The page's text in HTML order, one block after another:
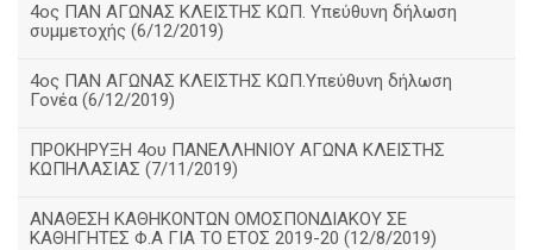
4ος ΠΑΝ ΑΓΩΝΑΣ ΚΛΕΙΣΤΗΣ ΚΩΠ. Υπεύθυνη δήλωση
συμμετοχής (6/12/2019)
4ος ΠΑΝ ΑΓΩΝΑΣ ΚΛΕΙΣΤΗΣ ΚΩΠ.Υπεύθυνη δήλωση
Γονέα (6/12/2019)
ΠΡΟΚΗΡΥΞΗ 4ου ΠΑΝΕΛΛΗΝΙΟΥ ΑΓΩΝΑ ΚΛΕΙΣΤΗΣ
ΚΩΠΗΛΑΣΙΑΣ (7/11/2019)
ΑΝΑΘΕΣΗ ΚΑΘΗΚΟΝΤΩΝ ΟΜΟΣΠΟΝΔΙΑΚΟΥ ΣΕ
ΚΑΘΗΓΗΤΕΣ Φ.Α ΓΙΑ ΤΟ ΕΤΟΣ 2019-20 (12/8/2019)